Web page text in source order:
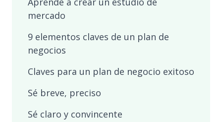
mercado
9 elementos claves de un plan de
negocios
Claves para un plan de negocio exitoso
Sé breve, preciso
Sé claro y convincente